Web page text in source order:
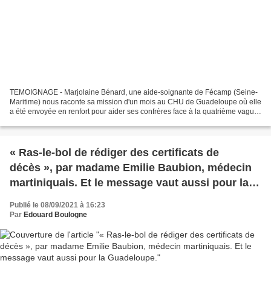
TEMOIGNAGE - Marjolaine Bénard, une aide-soignante de Fécamp (Seine-
Maritime) nous raconte sa mission d'un mois au CHU de Guadeloupe où elle
a été envoyée en renfort pour aider ses confrères face à la quatrième vague
« Ras-le-bol de rédiger des certificats de
décès », par madame Emilie Baubion, médecin
martiniquais. Et le message vaut aussi pour la
Publié le 08/09/2021 à 16:23
Par Edouard Boulogne